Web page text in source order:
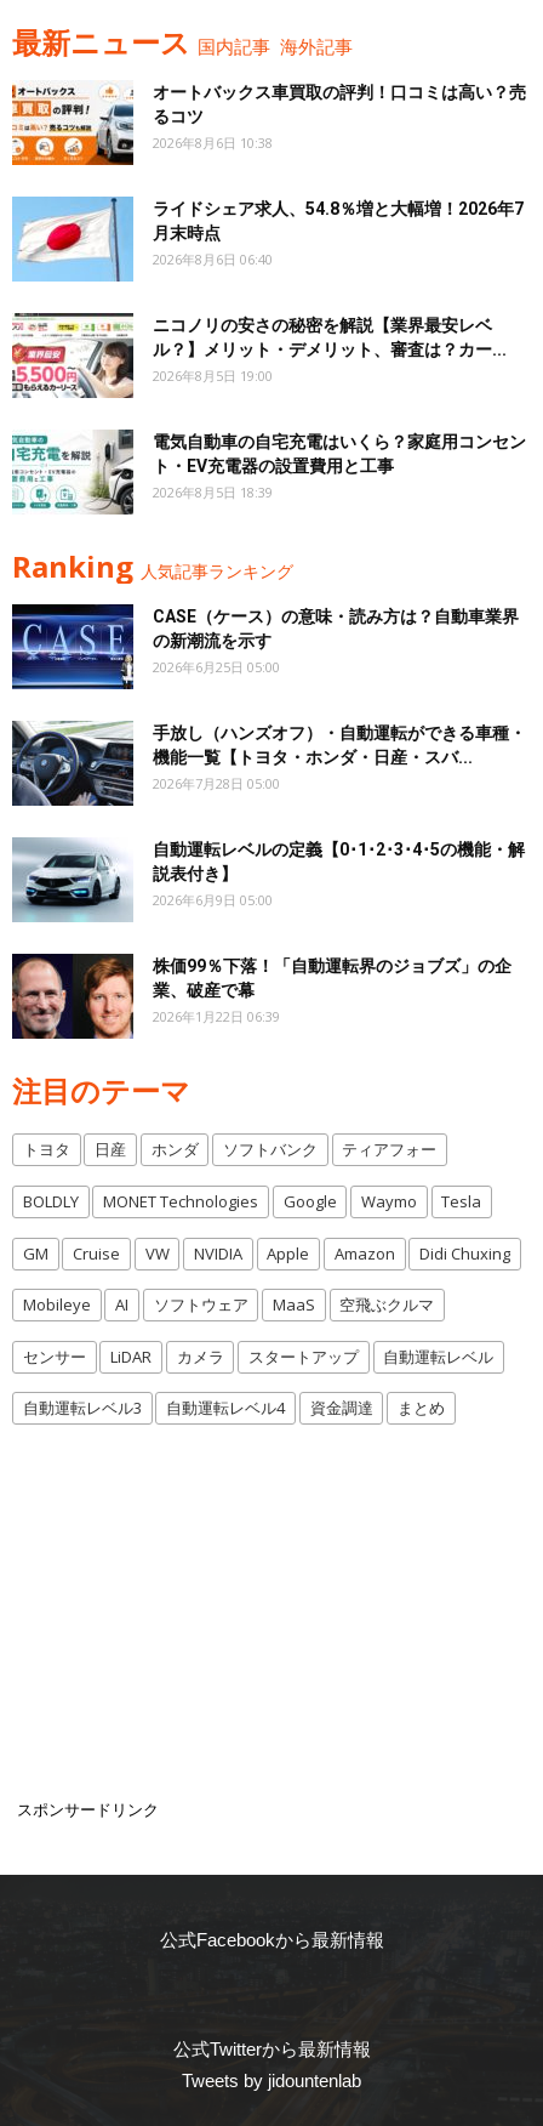
最新ニュース 国内記事 海外記事
オートバックス車買取の評判！口コミは高い？売
るコツ
2026年8月6日 10:38
ライドシェア求人、54.8％増と大幅増！2026年7
月末時点
2026年8月6日 06:40
ニコノリの安さの秘密を解説【業界最安レベ
ル？】メリット・デメリット、審査は？カー...
2026年8月5日 19:00
電気自動車の自宅充電はいくら？家庭用コンセン
ト・EV充電器の設置費用と工事
2026年8月5日 18:39
Ranking 人気記事ランキング
CASE（ケース）の意味・読み方は？自動車業界
の新潮流を示す
2026年6月25日 05:00
手放し（ハンズオフ）・自動運転ができる車種・
機能一覧【トヨタ・ホンダ・日産・スバ...
2026年7月28日 05:00
自動運転レベルの定義【0･1･2･3･4･5の機能・解
説表付き】
2026年6月9日 05:00
株価99％下落！「自動運転界のジョブズ」の企
業、破産で幕
2026年1月22日 06:39
注目のテーマ
トヨタ 日産 ホンダ ソフトバンク ティアフォー
BOLDLY MONET Technologies Google Waymo Tesla
GM Cruise VW NVIDIA Apple Amazon Didi Chuxing
Mobileye AI ソフトウェア MaaS 空飛ぶクルマ
センサー LiDAR カメラ スタートアップ 自動運転レベル
自動運転レベル3 自動運転レベル4 資金調達 まとめ
スポンサードリンク
公式Facebookから最新情報
公式Twitterから最新情報
Tweets by jidountenlab